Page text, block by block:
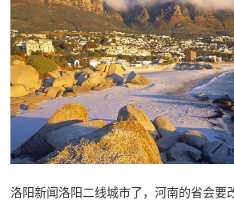
洛阳新闻洛阳二线城市了，河南的省会要